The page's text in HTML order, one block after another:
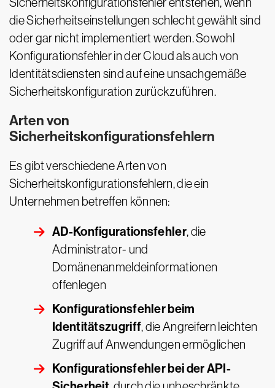
die Sicherheitseinstellungen schlecht gewählt sind
oder gar nicht implementiert werden. Sowohl
Konfigurationsfehler in der Cloud als auch von
Identitätsdiensten sind auf eine unsachgemäße
Sicherheitskonfiguration zurückzuführen.
Arten von
Sicherheitskonfigurationsfehlern
Es gibt verschiedene Arten von
Sicherheitskonfigurationsfehlern, die ein
Unternehmen betreffen können:
AD-Konfigurationsfehler, die
Administrator- und
Domänenanmeldeinformationen
offenlegen
Konfigurationsfehler beim
Identitätszugriff, die Angreifern leichten
Zugriff auf Anwendungen ermöglichen
Konfigurationsfehler bei der API-